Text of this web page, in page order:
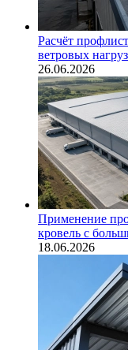
Расчёт
ветровых
26.06.2026
Применение
кровель с
18.06.2026